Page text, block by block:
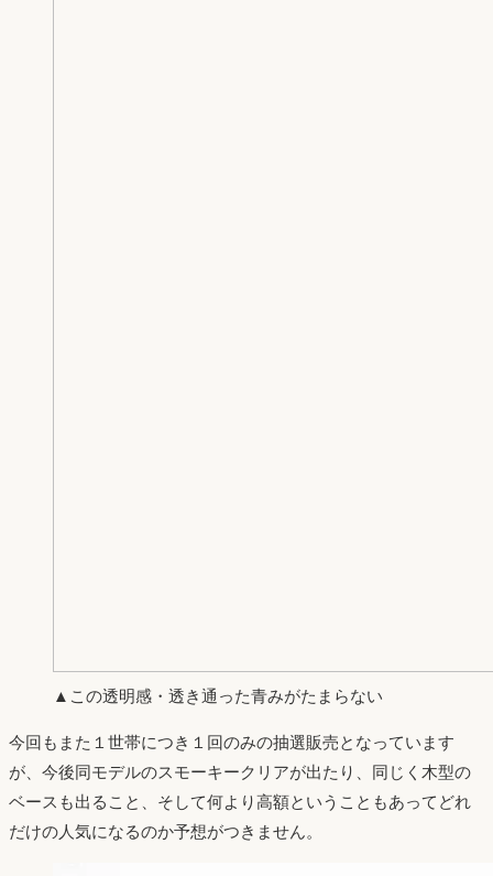
▲この透明感・透き通った青みがたまらない
今回もまた１世帯につき１回のみの抽選販売となっています
が、今後同モデルのスモーキークリアが出たり、同じく木型の
ベースも出ること、そして何より高額ということもあってどれ
だけの人気になるのか予想がつきません。